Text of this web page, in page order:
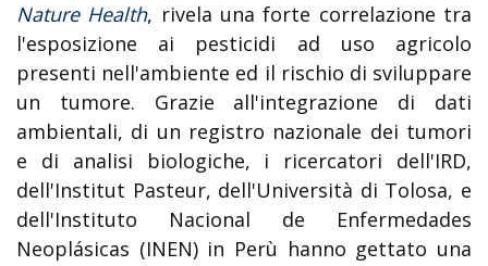
Nature Health, rivela una forte correlazione tra
l'esposizione ai pesticidi ad uso agricolo
presenti nell'ambiente ed il rischio di sviluppare
un tumore. Grazie all'integrazione di dati
ambientali, di un registro nazionale dei tumori
e di analisi biologiche, i ricercatori dell'IRD,
dell'Institut Pasteur, dell'Università di Tolosa, e
dell'Instituto Nacional de Enfermedades
Neoplásicas (INEN) in Perù hanno gettato una